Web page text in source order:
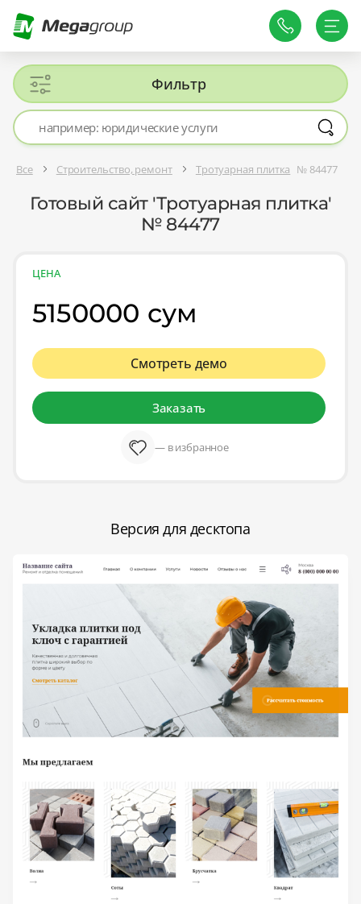
Фильтр
Все Строительство, ремонт Тротуарная плитка № 84477
Готовый сайт 'Тротуарная плитка'
№ 84477
ЦЕНА
5150000 сум
Смотреть демо
Заказать
— в избранное
Версия для десктопа